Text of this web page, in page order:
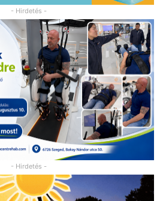
- Hirdetés -
- Hirdetés -